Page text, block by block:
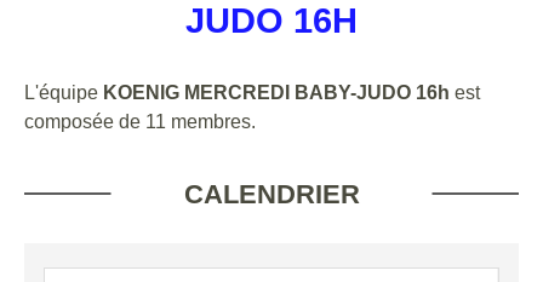
JUDO 16H
L'équipe KOENIG MERCREDI BABY-JUDO 16h est
composée de 11 membres.
CALENDRIER